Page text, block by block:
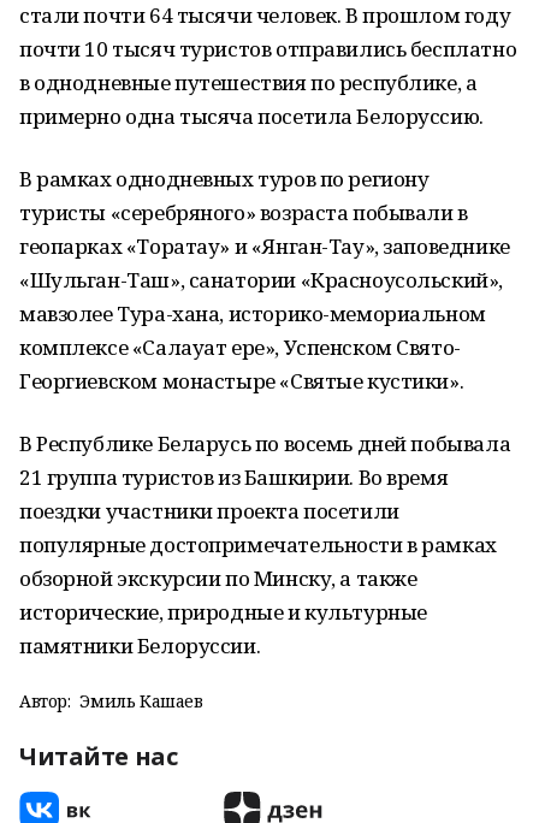
стали почти 64 тысячи человек. В прошлом году
почти 10 тысяч туристов отправились бесплатно
в однодневные путешествия по республике, а
примерно одна тысяча посетила Белоруссию.
В рамках однодневных туров по региону
туристы «серебряного» возраста побывали в
геопарках «Торатау» и «Янган-Тау», заповеднике
«Шульган-Таш», санатории «Красноусольский»,
мавзолее Тура-хана, историко-мемориальном
комплексе «Салауат ере», Успенском Свято-
Георгиевском монастыре «Святые кустики».
В Республике Беларусь по восемь дней побывала
21 группа туристов из Башкирии. Во время
поездки участники проекта посетили
популярные достопримечательности в рамках
обзорной экскурсии по Минску, а также
исторические, природные и культурные
памятники Белоруссии.
Автор: Эмиль Кашаев
Читайте нас